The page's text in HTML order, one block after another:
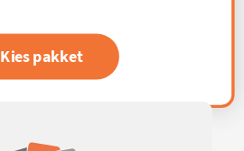
Kies pakket